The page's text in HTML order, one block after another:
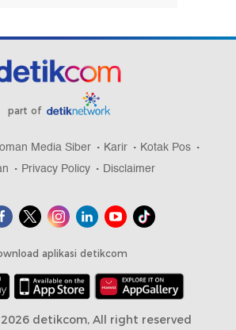
part of
Media Siber Karir
Kotak Pos
Privacy Policy Disclaimer
aplikasi detikcom
detikcom, All right reserved